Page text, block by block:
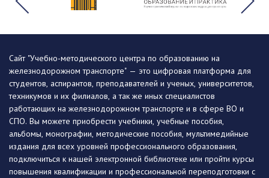
Сайт "Учебно-методического центра по образованию на
железнодорожном транспорте" — это цифровая платформа для
студентов, аспирантов, преподавателей и ученых, университетов,
техникумов и их филиалов, а так же иных специалистов
работающих на железнодорожном транспорте и в сфере ВО и
СПО. Вы можете приобрести учебники, учебные пособия,
альбомы, монографии, методические пособия, мультимедийные
издания для всех уровней профессионального образования,
подключиться к нашей электронной библиотеке или пройти курсы
повышения квалификации и профессиональной переподготовки с